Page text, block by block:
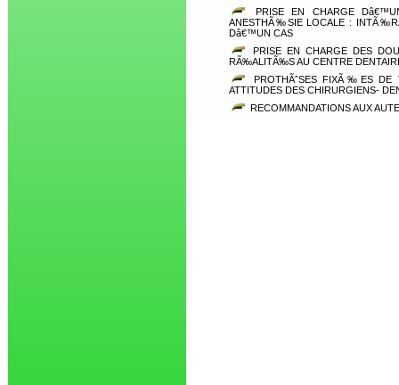
PRISE EN CHARGE
ANESTHÃ‰SIE LOCALE :
Dâ€™UN CAS
PRISE EN CHARGE DES
RÃ‰ALITÃ‰S AU CENTRE
PROTHÃˆSES FIXÃ‰ES DE
ATTITUDES DES CHIRURGIENS-
RECOMMANDATIONS AUX